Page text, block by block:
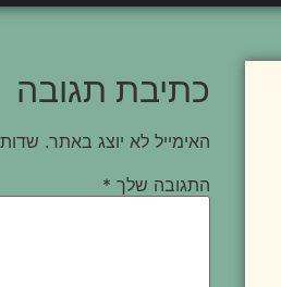
כתיבת תגובה
האימייל לא יוצג באתר.
התגובה שלך *